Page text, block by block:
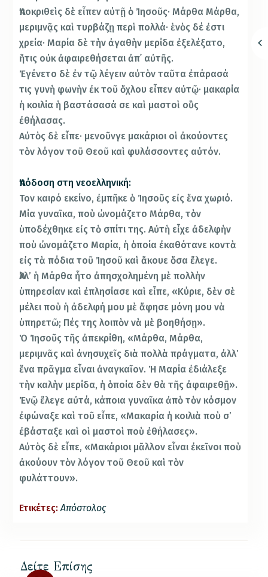
Ἀποκριθεὶς δὲ εἶπεν αὐτῇ ὁ Ἰησοῦς· Μάρθα Μάρθα,
μεριμνᾷς καὶ τυρβάζῃ περὶ πολλά· ἑνὸς δέ ἐστι
χρεία· Μαρία δὲ τὴν ἀγαθὴν μερίδα ἐξελέξατο,
ἥτις οὐκ ἀφαιρεθήσεται ἀπ᾿ αὐτῆς.
Ἐγένετο δὲ ἐν τῷ λέγειν αὐτὸν ταῦτα ἐπάρασά
τις γυνὴ φωνὴν ἐκ τοῦ ὄχλου εἶπεν αὐτῷ· μακαρία
ἡ κοιλία ἡ βαστάσασά σε καὶ μαστοὶ οὓς
ἐθήλασας.
Αὐτὸς δὲ εἶπε· μενοῦνγε μακάριοι οἱ ἀκούοντες
τὸν λόγον τοῦ Θεοῦ καὶ φυλάσσοντες αὐτόν.
Ἀπόδοση στη νεοελληνική:
Τον καιρό εκείνο, ἐμπῆκε ὁ Ἰησοῦς εἰς ἕνα χωριό.
Μία γυναῖκα, ποὺ ὠνομάζετο Μάρθα, τὸν
ὑποδέχθηκε εἰς τὸ σπίτι της. Αὐτὴ εἶχε ἀδελφὴν
ποὺ ὠνομάζετο Μαρία, ἡ ὁποία ἐκαθότανε κοντὰ
εἰς τὰ πόδια τοῦ Ἰησοῦ καὶ ἄκουε ὅσα ἔλεγε.
Ἀλλ’ ἡ Μάρθα ἦτο ἀπησχολημένη μὲ πολλὴν
ὑπηρεσίαν καὶ ἐπλησίασε καὶ εἶπε, «Κύριε, δὲν σὲ
μέλει ποὺ ἡ ἀδελφή μου μὲ ἄφησε μόνη μου νὰ
ὑπηρετῶ; Πές της λοιπὸν νὰ μὲ βοηθήσῃ».
Ὁ Ἰησοῦς τῆς ἀπεκρίθη, «Μάρθα, Μάρθα,
μεριμνᾶς καὶ ἀνησυχεῖς διὰ πολλὰ πράγματα, ἀλλ’
ἕνα πρᾶγμα εἶναι ἀναγκαῖον. Ἡ Μαρία ἐδιάλεξε
τὴν καλὴν μερίδα, ἡ ὁποία δὲν θὰ τῆς ἀφαιρεθῇ».
Ἐνῷ ἔλεγε αὐτά, κάποια γυναῖκα ἀπὸ τὸν κόσμον
ἐφώναξε καὶ τοῦ εἶπε, «Μακαρία ἡ κοιλιὰ ποὺ σ’
ἐβάσταξε καὶ οἱ μαστοὶ ποὺ ἐθήλασες».
Αὐτὸς δὲ εἶπε, «Μακάριοι μᾶλλον εἶναι ἐκεῖνοι ποὺ
ἀκούουν τὸν λόγον τοῦ Θεοῦ καὶ τὸν
φυλάττουν».
Ετικέτες: Απόστολος
Δείτε Επίσης